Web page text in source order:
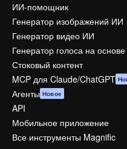
ИИ-помощник
Генератор изображений ИИ
Генератор видео ИИ
Генератор голоса на
Стоковый контент
MCP для Claude/ChatGPT
Агенты Новое
API
Мобильное приложение
Все инструменты Magnific